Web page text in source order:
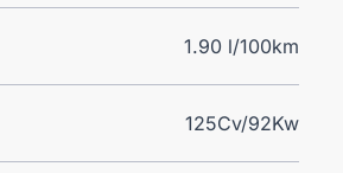
1.90 l/100km
125Cv/92Kw